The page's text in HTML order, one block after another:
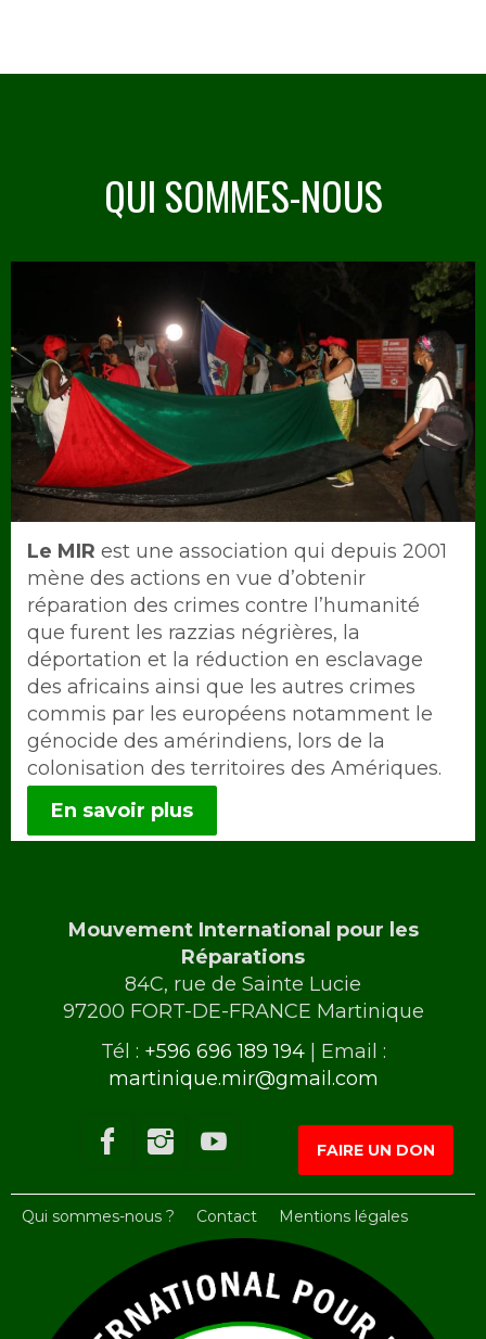
QUI SOMMES-NOUS
Intro
Le MIR est une association qui depuis 2001
mène des actions en vue d’obtenir
réparation des crimes contre l’humanité
que furent les razzias négrières, la
déportation et la réduction en esclavage
des africains ainsi que les autres crimes
commis par les européens notamment le
génocide des amérindiens, lors de la
colonisation des territoires des Amériques.
En savoir plus
Mouvement International pour les
Réparations
84C, rue de Sainte Lucie
97200 FORT-DE-FRANCE Martinique
Tél : +596 696 189 194| Email :
martinique.mir@gmail.com
FAIRE UN DON
Qui sommes-nous ? Contact Mentions légales